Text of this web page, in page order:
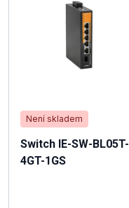
Není skladem
Switch IE-SW-BL05T-
4GT-1GS